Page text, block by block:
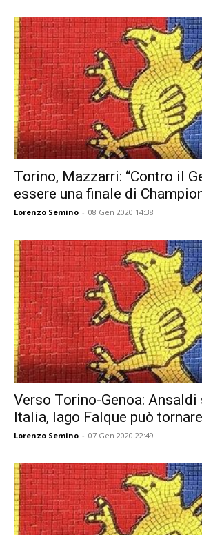
Torino, Mazzarri: “Contro il
essere una finale di
Lorenzo Semino - 08 Gen 2020 14:38
Verso Torino-Genoa: Ansaldi
Italia, Iago Falque può tornare
Lorenzo Semino - 07 Gen 2020 22:49